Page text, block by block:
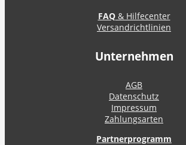
FAQ& Hilfecenter
Versandrichtlinien
Unternehmen
AGB
Datenschutz
Impressum
Zahlungsarten
Partnerprogramm